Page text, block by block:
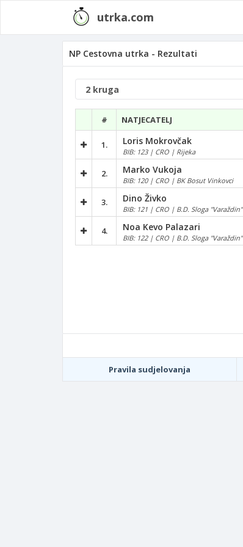
utrka.com
NP Cestovna utrka - Rezultati
# NATJECATELJ
1. Loris Mokrovčak
BIB: 123 | CRO | Rijeka
2. Marko Vukoja
BIB: 120 | CRO | BK Bosut Vinkovci
3. Dino Živko
BIB: 121 | CRO | B.D. Sloga "Varaždin"
4. Noa Kevo Palazari
BIB: 122 | CRO | B.D. Sloga "Varaždin"
Pravila sudjelovanja